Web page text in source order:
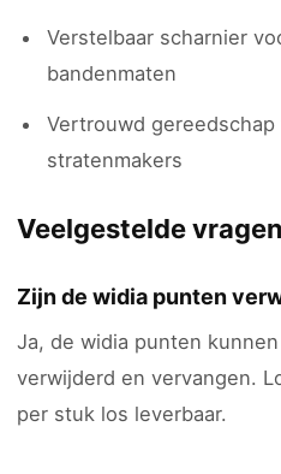
Verstelbaar scharnier
bandenmaten
Vertrouwd
stratenmakers
Veelgestelde vragen
Zijn de widia punten
Ja, de widia punten
verwijderd en vervangen.
per stuk los leverbaar.